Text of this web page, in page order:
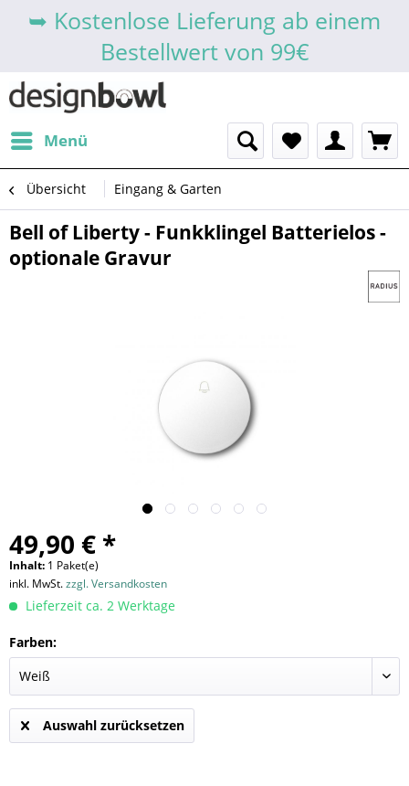
➥ Kostenlose Lieferung ab einem
Bestellwert von 99€
Menü
Übersicht Eingang & Garten
Bell of Liberty - Funkklingel Batterielos -
optionale Gravur
49,90 € *
Inhalt: 1 Paket(e)
inkl. MwSt.zzgl. Versandkosten
Lieferzeit ca. 2 Werktage
Farben:
Auswahl zurücksetzen